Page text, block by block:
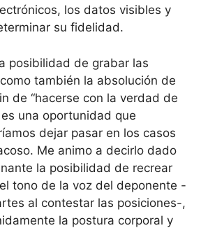
los datos visibles y
su fidelidad.
posibilidad de grabar las
también la absolución de
de “hacerse con la verdad de
es una oportunidad que
dejar pasar en los casos
Me animo a decirlo dado
la posibilidad de recrear
tono de la voz del deponente -
al contestar las posiciones-,
la postura corporal y